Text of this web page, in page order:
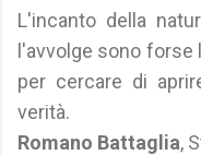
L'incanto della
l'avvolge sono
per cercare di
verità.
Romano Battaglia,